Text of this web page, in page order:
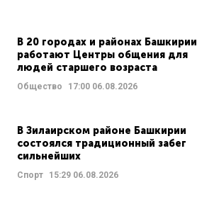
В 20 городах и районах Башкирии
работают Центры общения для
людей старшего возраста
Общество 17:00 06.08.2026
В Зилаирском районе Башкирии
состоялся традиционный забег
сильнейших
Спорт 15:29 06.08.2026